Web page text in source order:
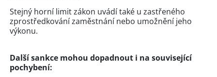
Stejný horní limit zákon uvádí také u zastřeného
zprostředkování zaměstnání nebo umožnění jeho
výkonu.
Další sankce mohou dopadnout i na související
pochybení: